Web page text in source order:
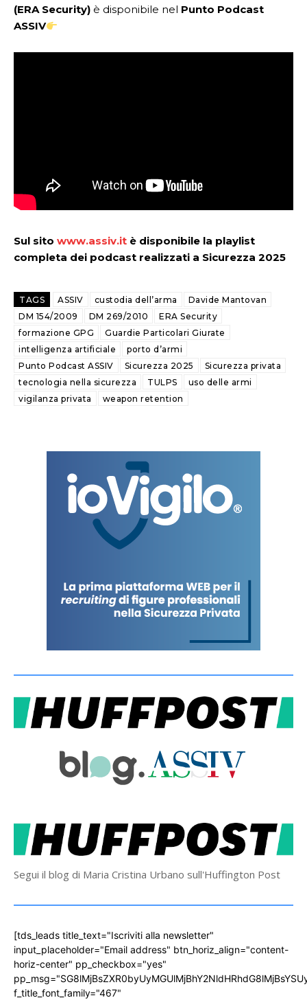
(ERA Security) è disponibile nel Punto Podcast
ASSIV
Sul sito www.assiv.it è disponibile la playlist
completa dei podcast realizzati a Sicurezza 2025
TAGS ASSIV custodia dell’arma
Davide Mantovan
DM 154/2009
DM 269/2010
ERA Security
formazione GPG
Guardie Particolari Giurate
intelligenza artificiale
porto d’armi
Punto Podcast ASSIV
Sicurezza 2025
Sicurezza privata
tecnologia nella sicurezza
TULPS
uso delle armi
vigilanza privata
weapon retention
Segui il blog di Maria Cristina Urbano sull'Huffington Post
[tds_leads title_text="Iscriviti alla newsletter"
input_placeholder="Email address" btn_horiz_align="content-
horiz-center" pp_checkbox="yes"
f_title_font_family="467"